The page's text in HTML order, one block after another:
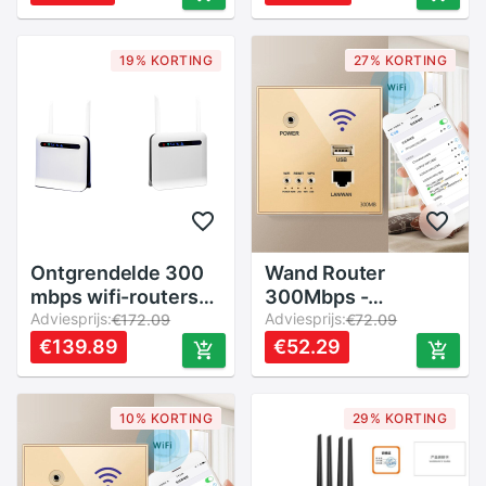
Draadloze
groot bereik wifi-
antenneversterker
thuiskantoornetwerk
19% KORTING
Ontgrendelde 300
mbps wifi-routers
3g/4g lte mobiele
router met wan/lan
usb 2.0 -poorts
simkaartsleuf
draadloze router
Adviesprijs:€172.09
€139.89
27% KORTING
Wand Router
300Mbps -
Ingebouwde 2.4GHz
WiFi Repeater
Extender Paneel
aansluiting
Adviesprijs:€72.09
€52.29
10% KORTING 29% KORTING